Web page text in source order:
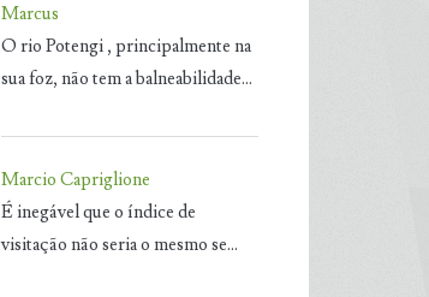
Marcus
O rio Potengi , principalmente na
sua foz, não tem a balneabilidade…
Marcio Capriglione
É inegável que o índice de
visitação não seria o mesmo se…